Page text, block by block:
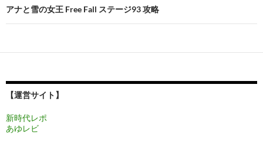
ビ
ゲ
ー
ョ
ン
アナと雪の女王 Free Fall ステージ93 攻略
【運営サイト】
新時代レポ
あゆレビ